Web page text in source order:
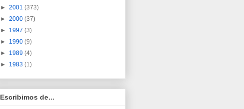
► 2001 (373)
► 2000 (37)
► 1997 (3)
► 1990 (9)
► 1989 (4)
► 1983 (1)
Escribimos de...